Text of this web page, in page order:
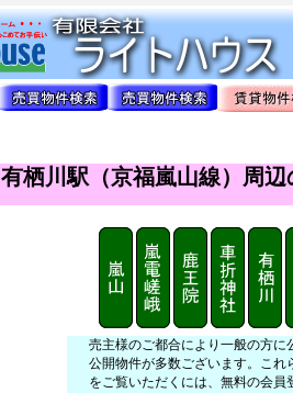
有栖川駅（京福嵐山線）周
売主様のご都合により一般の方に
公開物件が多数ございます。これ
をご覧いただくには、無料の会員